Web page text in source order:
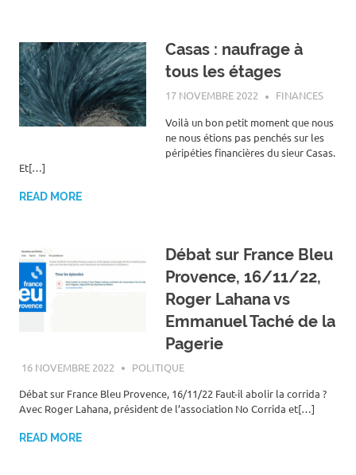
Casas : naufrage à
tous les étages
17 NOVEMBRE 2022 ROGER LAHANA
FINANCES
Voilà un bon petit moment que nous
ne nous étions pas penchés sur les
péripéties financières du sieur Casas.
Et[…]
READ MORE
Débat sur France Bleu
Provence, 16/11/22,
Roger Lahana vs
Emmanuel Taché de la
Pagerie
16 NOVEMBRE 2022 ROGER LAHANA
POLITIQUE
Débat sur France Bleu Provence, 16/11/22 Faut-il abolir la corrida ?
Avec Roger Lahana, président de l’association No Corrida et[…]
READ MORE